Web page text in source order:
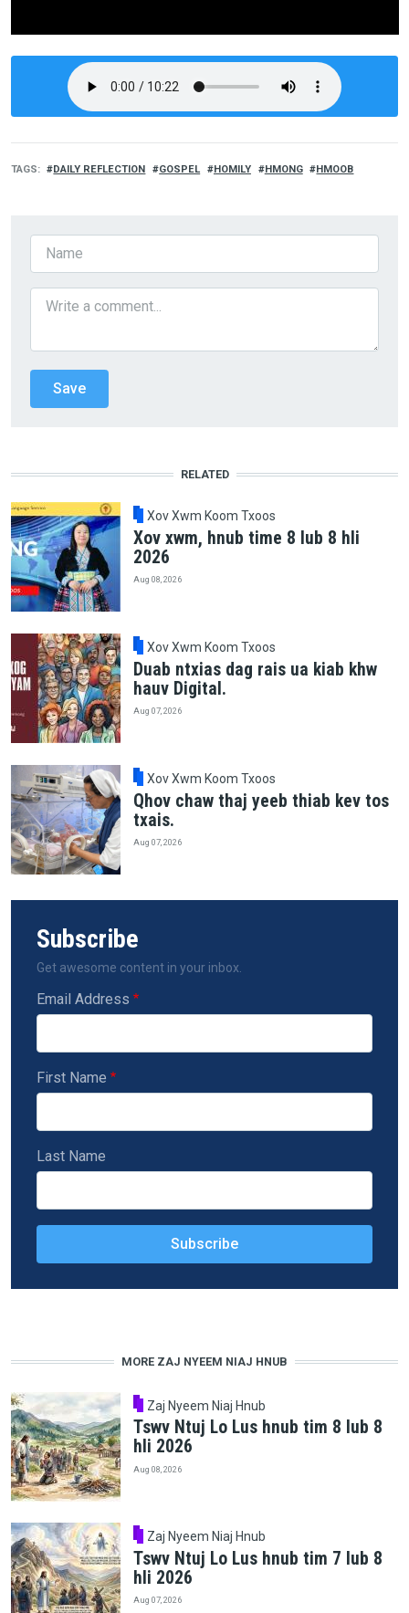
TAGS DAILY REFLECTION GOSPEL HOMILY HMONG HMOOB
RELATED
Xov Xwm Koom Txoos
Xov xwm, hnub time 8 lub 8 hli
2026
Aug 08, 2026
Xov Xwm Koom Txoos
Duab ntxias dag rais ua kiab khw
hauv Digital.
Aug 07, 2026
Xov Xwm Koom Txoos
Qhov chaw thaj yeeb thiab kev tos
txais.
Aug 07, 2026
Subscribe
Get awesome content in your inbox.
Email Address
First Name
Last Name
MORE ZAJ NYEEM NIAJ HNUB
Zaj Nyeem Niaj Hnub
Tswv Ntuj Lo Lus hnub tim 8 lub 8
hli 2026
Aug 08, 2026
Zaj Nyeem Niaj Hnub
Tswv Ntuj Lo Lus hnub tim 7 lub 8
hli 2026
Aug 07, 2026